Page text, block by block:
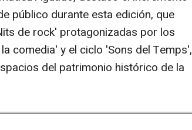
público durante esta edición, que
de rock' protagonizadas por los
comedia' y el ciclo 'Sons del Temps',
del patrimonio histórico de la